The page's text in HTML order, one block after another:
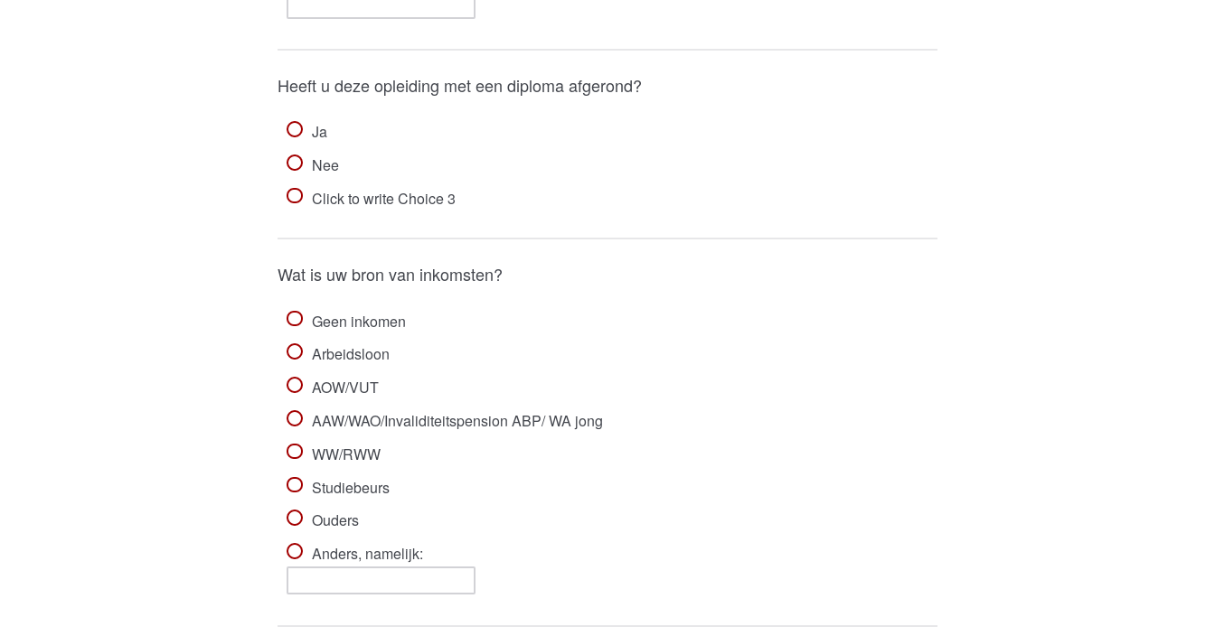
Heeft u deze opleiding met een diploma afgerond?
Ja
Nee
Click to write Choice 3
Wat is uw bron van inkomsten?
Geen inkomen
Arbeidsloon
AOW/VUT
AAW/WAO/Invaliditeitspension ABP/ WA jong
WW/RWW
Studiebeurs
Ouders
Anders, namelijk: